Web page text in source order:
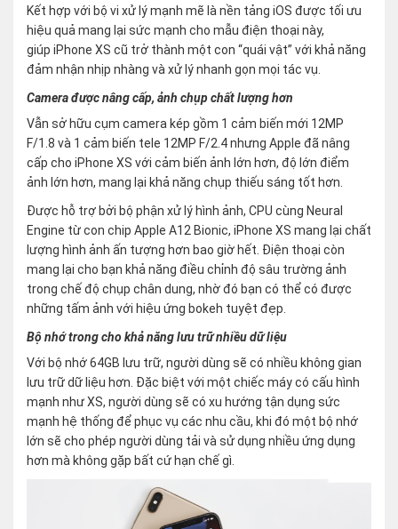
Kết hợp với bộ vi xử lý mạnh mẽ là nền tảng iOS được tối ưu
hiệu quả mang lại sức mạnh cho mẫu điện thoại này,
giúp iPhone XS cũ trở thành một con “quái vật” với khả năng
đảm nhận nhịp nhàng và xử lý nhanh gọn mọi tác vụ.
Camera được nâng cấp, ảnh chụp chất lượng hơn
Vẫn sở hữu cụm camera kép gồm 1 cảm biến mới 12MP
F/1.8 và 1 cảm biến tele 12MP F/2.4 nhưng Apple đã nâng
cấp cho iPhone XS với cảm biến ảnh lớn hơn, độ lớn điểm
ảnh lớn hơn, mang lại khả năng chụp thiếu sáng tốt hơn.
Được hỗ trợ bởi bộ phận xử lý hình ảnh, CPU cùng Neural
Engine từ con chip Apple A12 Bionic, iPhone XS mang lại chất
lượng hình ảnh ấn tượng hơn bao giờ hết. Điện thoại còn
mang lại cho bạn khả năng điều chỉnh độ sâu trường ảnh
trong chế độ chụp chân dung, nhờ đó bạn có thể có được
những tấm ảnh với hiệu ứng bokeh tuyệt đẹp.
Bộ nhớ trong cho khả năng lưu trữ nhiều dữ liệu
Với bộ nhớ 64GB lưu trữ, người dùng sẽ có nhiều không gian
lưu trữ dữ liệu hơn. Đặc biệt với một chiếc máy có cấu hình
mạnh như XS, người dùng sẽ có xu hướng tận dụng sức
mạnh hệ thống để phục vụ các nhu cầu, khi đó một bộ nhớ
lớn sẽ cho phép người dùng tải và sử dụng nhiều ứng dụng
hơn mà không gặp bất cứ hạn chế gì.